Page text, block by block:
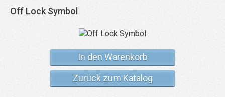
Off Lock Symbol
In den Warenkorb
Zurück zum Katalog